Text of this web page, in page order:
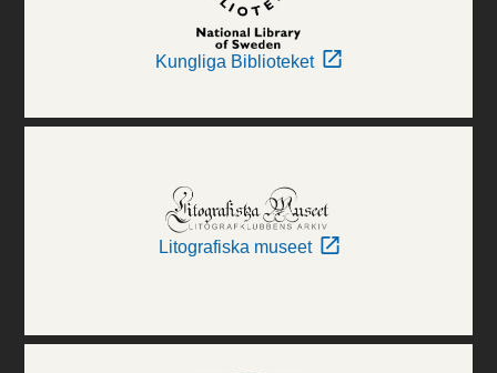
Kungliga Biblioteket
Litografiska museet